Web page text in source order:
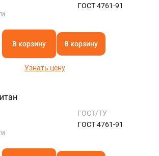
ГОСТ 4761-91
В корзину В корзину
Узнать цену
ГОСТ/ТУ
ГОСТ 4761-91